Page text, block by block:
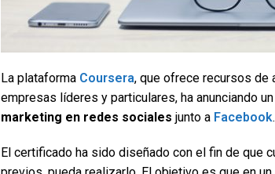
La plataforma Coursera, que ofrece recursos de
empresas líderes y particulares, ha anunciando
marketing en redes sociales junto a Facebook.
El certificado ha sido diseñado con el fin de que